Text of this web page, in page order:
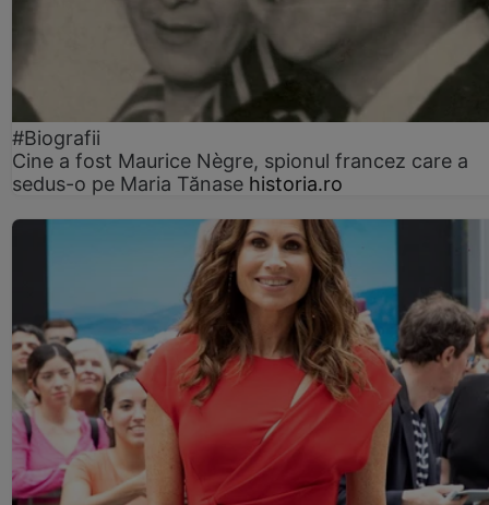
#Biografii
Cine a fost Maurice Nègre, spionul francez care a
sedus-o pe Maria Tănase historia.ro